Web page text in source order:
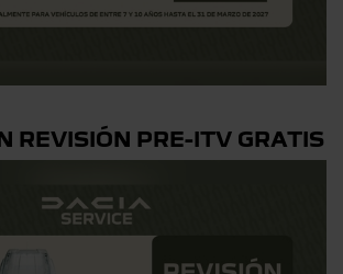
REVISIÓN PRE-ITV GRATIS